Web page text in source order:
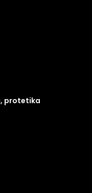
protetika